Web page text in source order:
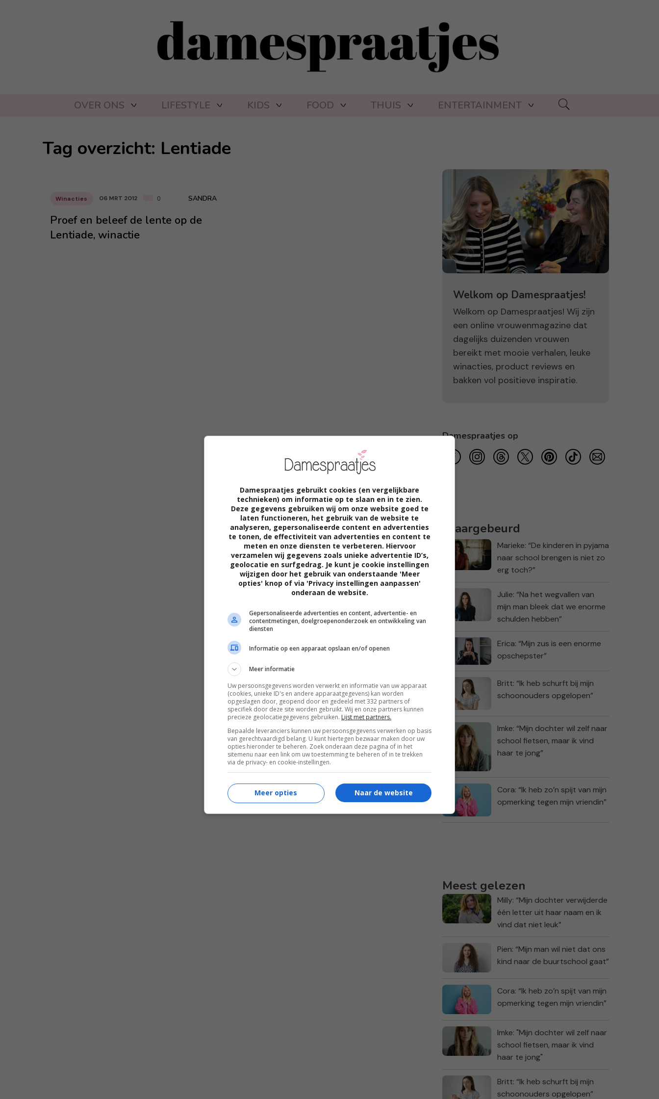
OVER ONS LIFESTYLE KIDS FOOD THUIS ENTERTAINMENT
Tag overzicht: Lentiade
Winacties 06 MRT 2012 0 SANDRA
Proef en beleef de lente op de
Lentiade, winactie
Welkom op Damespraatjes!
Welkom op Damespraatjes! Wij zijn
een online vrouwenmagazine dat
dagelijks duizenden vrouwen
bereikt met mooie verhalen, leuke
winacties, product reviews en
bakken vol positieve inspiratie.
Damespraatjes op
Waargebeurd
Marieke: “De kinderen in pyjama
naar school brengen is niet zo
erg toch?”
Julie: “Na het wegvallen van
mijn man bleek dat we enorme
schulden hebben”
Erica: “Mijn zus is een enorme
opschepster”
Britt: “Ik heb schurft bij mijn
schoonouders opgelopen”
Imke: “Mijn dochter wil zelf naar
school fietsen, maar ik vind
haar te jong”
Cora: “Ik heb zo’n spijt van mijn
opmerking tegen mijn vriendin”
Meest gelezen
Milly: “Mijn dochter verwijderde
één letter uit haar naam en ik
vind dat niet leuk”
Pien: “Mijn man wil niet dat ons
kind naar de buurtschool gaat”
Cora: “Ik heb zo’n spijt van mijn
opmerking tegen mijn vriendin”
Imke: "Mijn dochter wil zelf naar
school fietsen, maar ik vind
haar te jong"
Britt: “Ik heb schurft bij mijn
schoonouders opgelopen”
Damespraatjes gebruikt cookies (en vergelijkbare
technieken) om informatie op te slaan en in te zien.
Deze gegevens gebruiken wij om onze website goed te
laten functioneren, het gebruik van de website te
analyseren, gepersonaliseerde content en advertenties
te tonen, de effectiviteit van advertenties en content te
meten en onze diensten te verbeteren. Hiervoor
verzamelen wij gegevens zoals unieke advertentie ID’s,
geolocatie en surfgedrag. Je kunt je cookie instellingen
wijzigen door het gebruik van onderstaande 'Meer
opties' knop of via 'Privacy instellingen aanpassen'
onderaan de website.
Gepersonaliseerde advertenties en content, advertentie- en
contentmetingen, doelgroepenonderzoek en ontwikkeling van
diensten
Informatie op een apparaat opslaan en/of openen
Meer informatie
Uw persoonsgegevens worden verwerkt en informatie van uw apparaat
(cookies, unieke ID's en andere apparaatgegevens) kan worden
opgeslagen door, geopend door en gedeeld met 332 partners of
specifiek door deze site worden gebruikt. Wij en onze partners kunnen
precieze geolocatiegegevens gebruiken. Lijst met partners.
Bepaalde leveranciers kunnen uw persoonsgegevens verwerken op basis
van gerechtvaardigd belang. U kunt hiertegen bezwaar maken door uw
opties hieronder te beheren. Zoek onderaan deze pagina of in het
sitemenu naar een link om uw toestemming te beheren of in te trekken
via de privacy- en cookie-instellingen.
Naar de website
Meer opties